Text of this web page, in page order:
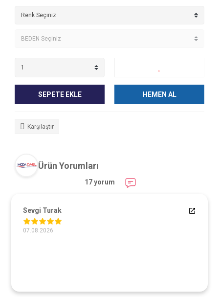
SEPETE EKLE HEMEN AL
Karşılaştır
Ürün Yorumları
17 yorum
Sevgi Turak
07.08.2026